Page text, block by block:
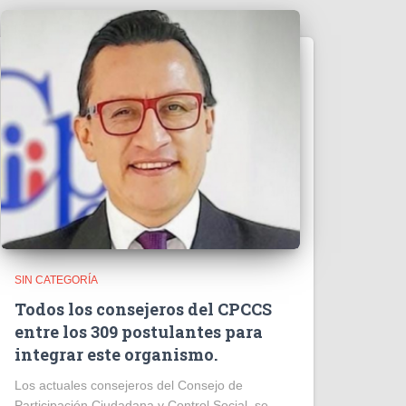
SIN CATEGORÍA
Todos los consejeros del CPCCS
entre los 309 postulantes para
integrar este organismo.
Los actuales consejeros del Consejo de